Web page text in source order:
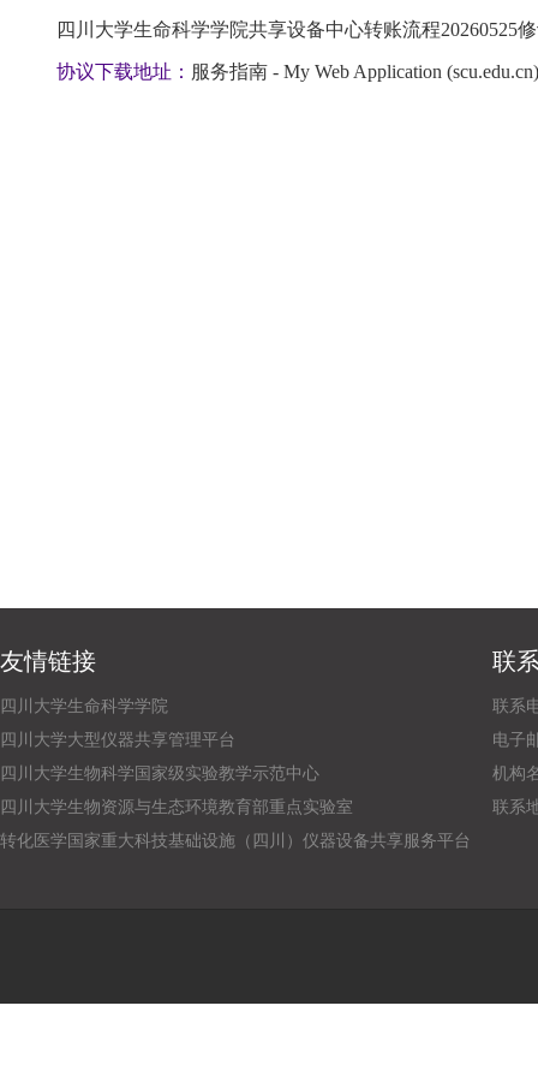
四川大学生命科学学院共享设备中心转账流程20260525
协议下载地址： 服务指南 - My Web Application (scu.edu.cn)
友情链接
四川大学生命科学学院
四川大学大型仪器共享管理平台
四川大学生物科学国家级实验教学示范中心
四川大学生物资源与生态环境教育部重点实验室
转化医学国家重大科技基础设施（四川）仪器设备共享服务平台
联
联系
电子
机构
联系